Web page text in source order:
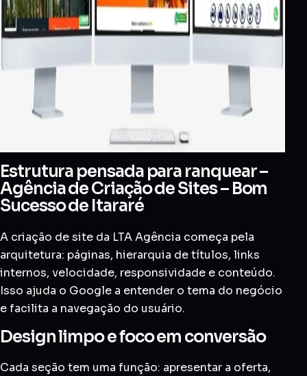
Estrutura pensada para ranquear –
Agência de Criação de Sites – Bom
Sucesso de Itararé
A criação de site da LTA Agência começa pela
arquitetura: páginas, hierarquia de títulos, links
internos, velocidade, responsividade e conteúdo.
Isso ajuda o Google a entender o tema do negócio
e facilita a navegação do usuário.
Design limpo e foco em conversão
Cada seção tem uma função: apresentar a oferta,